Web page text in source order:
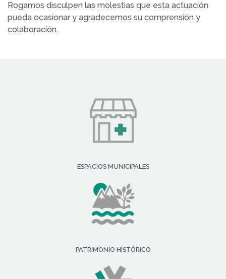
Rogamos disculpen las molestias que esta actuación
pueda ocasionar y agradecemos su comprensión y
colaboración.
ESPACIOS MUNICIPALES
PATRIMONIO HISTÓRICO